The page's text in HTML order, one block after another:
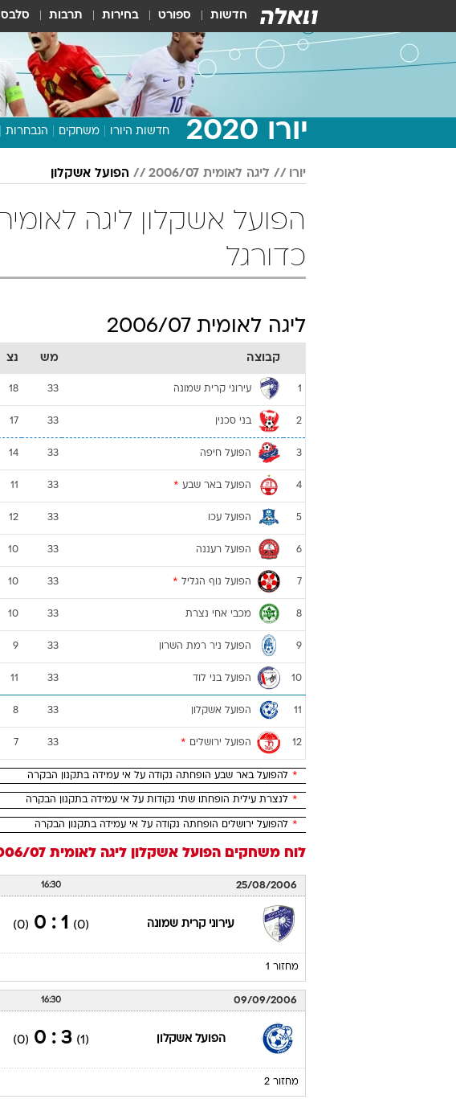
חדשות ספורט בחירות תרבות סלבס
יורו 2020 חדשות היורו משחקים הנבחרות
יורו ליגה לאומית 2006/07 הפועל אשקלון
כדורגל
ליגה לאומית 2006/07
קבוצה מש נצ
1 עירוני קרית שמונה 33
18
2 בני סכנין 33
17
3 הפועל חיפה 33
14
4 הפועל באר שבע *
33
11
5 הפועל עכו 33
12
6 הפועל רעננה 33
10
7 הפועל נוף הגליל *
33
10
8 מכבי אחי נצרת 33
10
9 הפועל ניר רמת השרון 33
9
10 הפועל בני לוד 33
11
11 הפועל אשקלון 33
8
12 הפועל ירושלים *
33
7
* להפועל באר שבע הופחתה נקודה על אי עמידה בתקנון הבקרה
* לנצרת עילית הופחתו שתי נקודות על אי עמידה בתקנון הבקרה
* להפועל ירושלים הופחתה נקודה על אי עמידה בתקנון הבקרה
לוח משחקים הפועל אשקלון ליגה לאומית 2006/07
25/08/2006
16:30
עירוני קרית שמונה (0)
1 : 0
(0)
מחזור 1
09/09/2006
16:30
הפועל אשקלון (1)
3 : 0
(0)
מחזור 2